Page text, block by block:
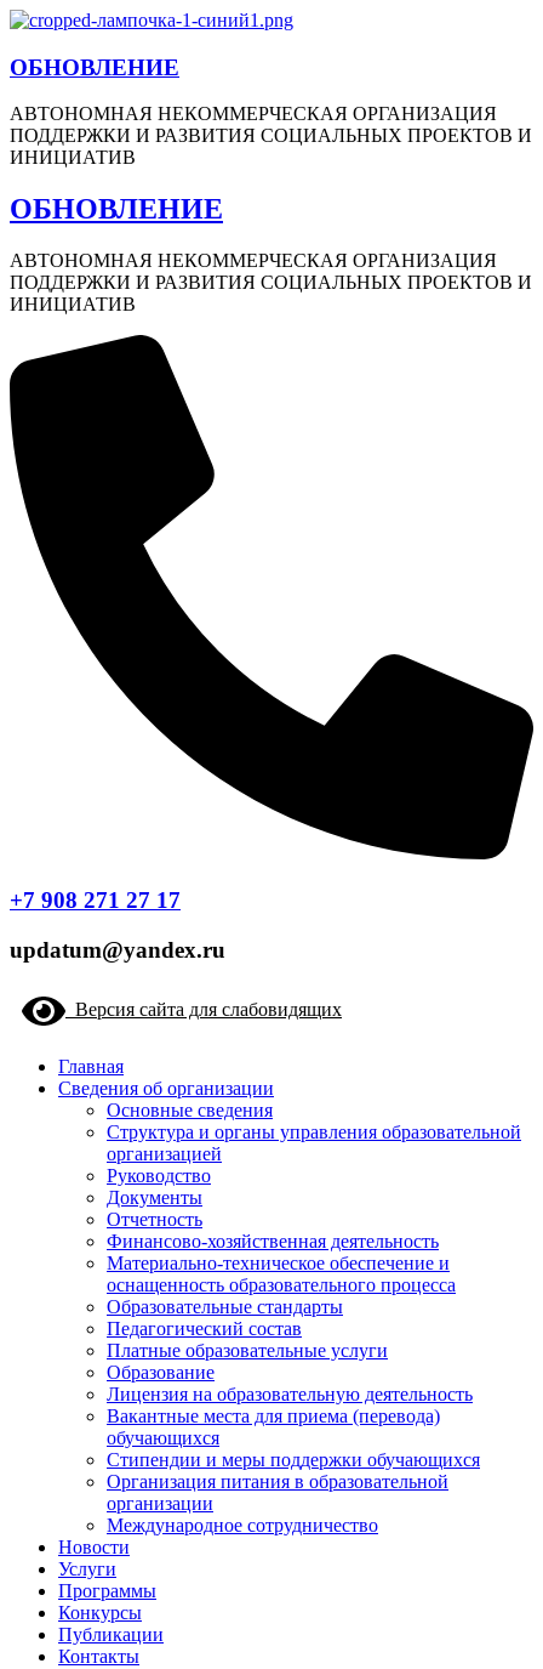
ОБНОВЛЕНИЕ
АВТОНОМНАЯ НЕКОММЕРЧЕСКАЯ ОРГАНИЗАЦИЯ
ПОДДЕРЖКИ И РАЗВИТИЯ СОЦИАЛЬНЫХ ПРОЕКТОВ И
ИНИЦИАТИВ
ОБНОВЛЕНИЕ
АВТОНОМНАЯ НЕКОММЕРЧЕСКАЯ ОРГАНИЗАЦИЯ
ПОДДЕРЖКИ И РАЗВИТИЯ СОЦИАЛЬНЫХ ПРОЕКТОВ И
ИНИЦИАТИВ
+7 908 271 27 17
updatum@yandex.ru
Версия сайта для слабовидящих
Главная
Сведения об организации
Основные сведения
Структура и органы управления образовательной
организацией
Руководство
Документы
Отчетность
Финансово-хозяйственная деятельность
Материально-техническое обеспечение и
оснащенность образовательного процесса
Образовательные стандарты
Педагогический состав
Платные образовательные услуги
Образование
Лицензия на образовательную деятельность
Вакантные места для приема (перевода)
обучающихся
Стипендии и меры поддержки обучающихся
Организация питания в образовательной
организации
Международное сотрудничество
Новости
Услуги
Программы
Конкурсы
Публикации
Контакты